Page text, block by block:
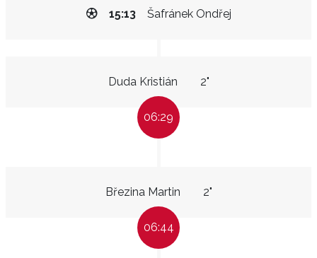
Šafránek Ondřej
15:13
Duda Kristián 2"
06:29
Březina Martin 2"
06:44